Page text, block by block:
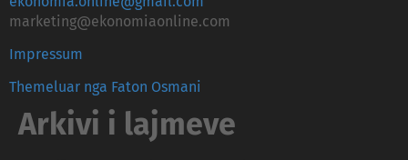
marketing@ekonomiaonline.com
Impressum
Themeluar nga Faton Osmani
Arkivi i lajmeve